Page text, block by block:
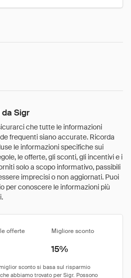
Sigr
che tutte le informazioni
frequenti siano accurate. Ricorda
le informazioni specifiche sui
le offerte, gli sconti, gli incentivi e i
solo a scopo informativo, passibili
imprecisi o non aggiornati. Puoi
per conoscere le informazioni più
offerte Migliore sconto
15%